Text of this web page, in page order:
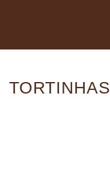
TORTINHAS